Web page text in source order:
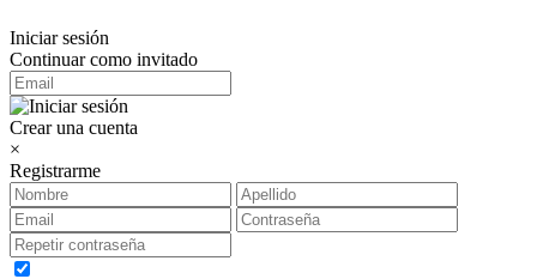
Iniciar sesión
Continuar como invitado
Crear una cuenta
×
Registrarme